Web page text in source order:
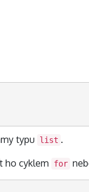
typu list .
ho cyklem for